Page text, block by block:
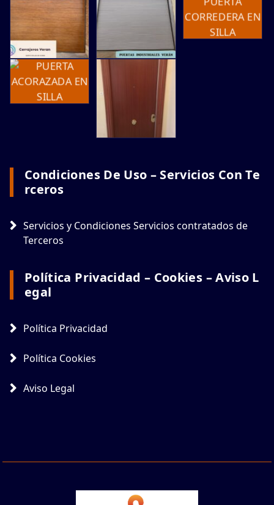
Condiciones De Uso – Servicios Con Te
Rceros
Servicios y Condiciones Servicios contratados de
Terceros
Política Privacidad – Cookies – Aviso L
Egal
Política Privacidad
Política Cookies
Aviso Legal